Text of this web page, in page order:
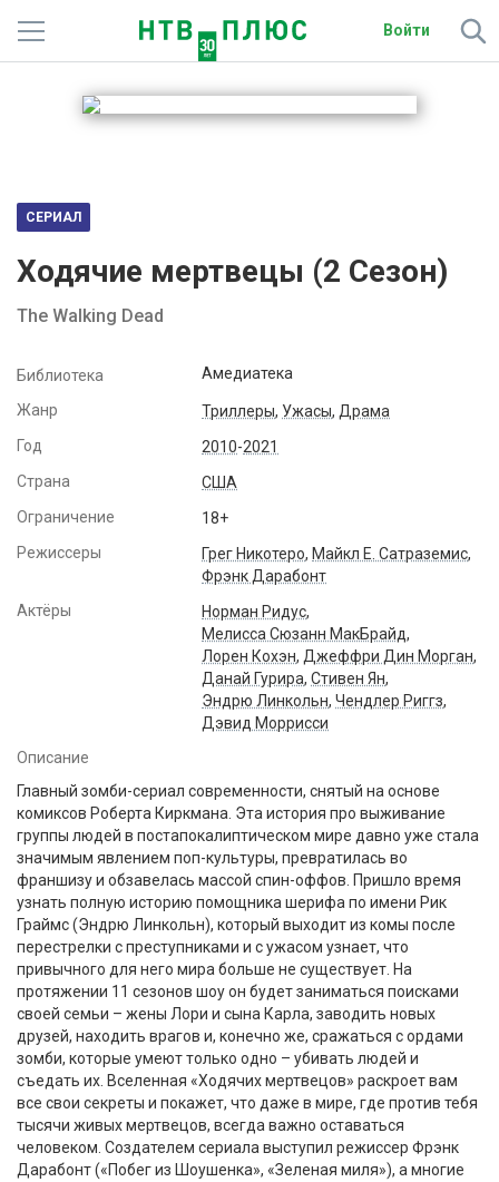
Войти
Телеканалы
О сайте
Активировать промокод
СЕРИАЛ
Ходячие мертвецы (2 Сезон)
The Walking Dead
Библиотека Амедиатека
Жанр Триллеры, Ужасы, Драма
Год
2010-2021
Страна
США
Ограничение
18+
Режиссеры
Грег Никотеро, Майкл Е. Сатраземис,
Фрэнк Дарабонт
Актёры
Норман Ридус,
Мелисса Сюзанн МакБрайд,
Лорен Кохэн, Джеффри Дин Морган,
Данай Гурира, Стивен Ян,
Эндрю Линкольн, Чендлер Риггз,
Дэвид Моррисси
Описание
Главный зомби-сериал современности, снятый на основе
комиксов Роберта Киркмана. Эта история про выживание
группы людей в постапокалиптическом мире давно уже стала
значимым явлением поп-культуры, превратилась во
франшизу и обзавелась массой спин-оффов. Пришло время
узнать полную историю помощника шерифа по имени Рик
Граймс (Эндрю Линкольн), который выходит из комы после
перестрелки с преступниками и с ужасом узнает, что
привычного для него мира больше не существует. На
протяжении 11 сезонов шоу он будет заниматься поисками
своей семьи – жены Лори и сына Карла, заводить новых
друзей, находить врагов и, конечно же, сражаться с ордами
зомби, которые умеют только одно – убивать людей и
съедать их. Вселенная «Ходячих мертвецов» раскроет вам
все свои секреты и покажет, что даже в мире, где против тебя
тысячи живых мертвецов, всегда важно оставаться
человеком. Создателем сериала выступил режиссер Фрэнк
Дарабонт («Побег из Шоушенка», «Зеленая миля»), а многие